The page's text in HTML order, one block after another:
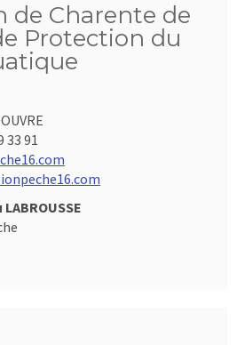
de Charente de
Protection du
33 91